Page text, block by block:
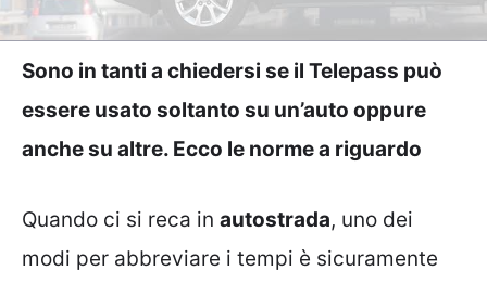
Sono in tanti a chiedersi se il Telepass può
essere usato soltanto su un’auto oppure
anche su altre. Ecco le norme a riguardo
Quando ci si reca in autostrada, uno dei
modi per abbreviare i tempi è sicuramente